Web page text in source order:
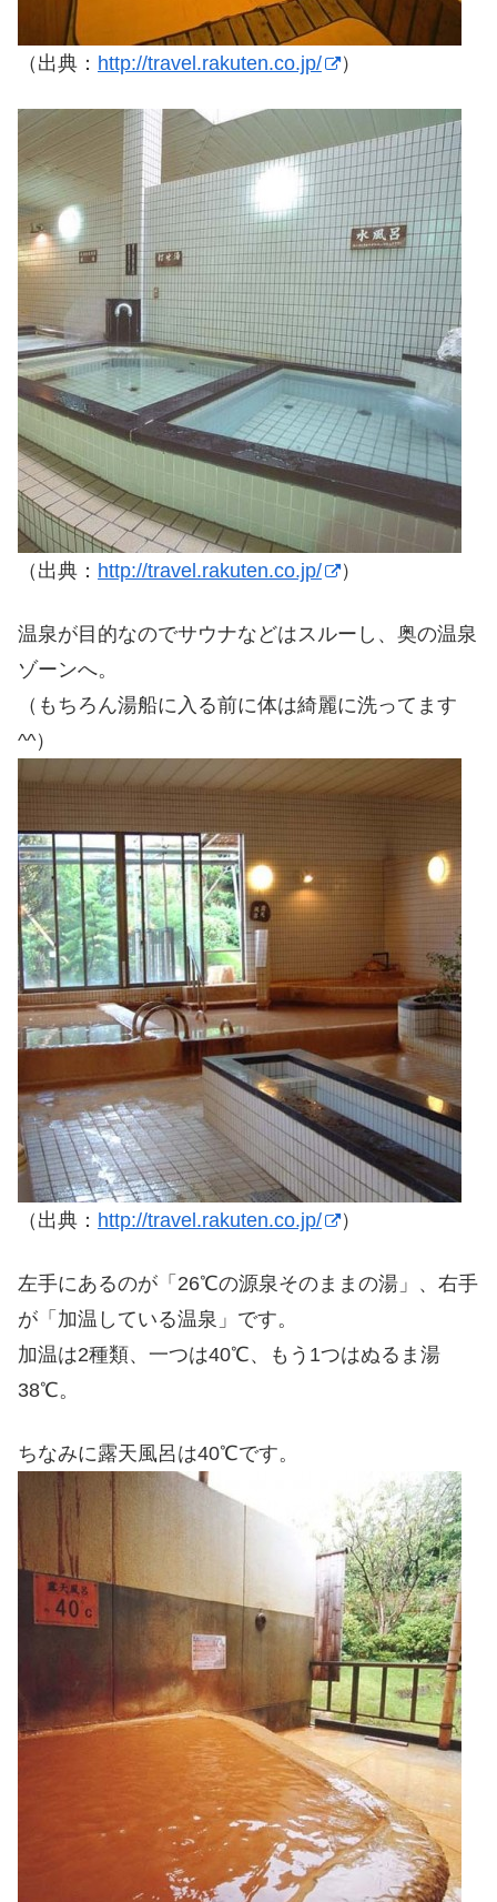
（出典： http://travel.rakuten.co.jp/ ）
（出典： http://travel.rakuten.co.jp/ ）
温泉が目的なのでサウナなどはスルーし、奥の温泉
ゾーンへ。
（もちろん湯船に入る前に体は綺麗に洗ってます
^^）
（出典： http://travel.rakuten.co.jp/ ）
左手にあるのが「26℃の源泉そのままの湯」、右手
が「加温している温泉」です。
加温は2種類、一つは40℃、もう1つはぬるま湯
38℃。
ちなみに露天風呂は40℃です。